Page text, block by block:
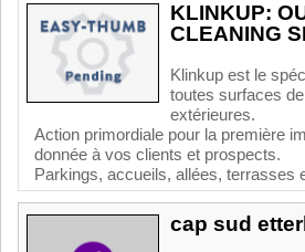
KLINKUP:
CLEANING
Klinkup est le
toutes surfaces
extérieures.
Action primordiale pour la première
donnée à vos clients et prospects.
Parkings, accueils, allées, terrasses
cap sud